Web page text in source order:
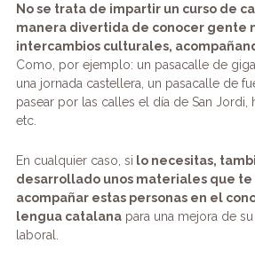
No se trata de impartir un curso de
manera divertida de conocer gente
intercambios culturales,
Como, por ejemplo: un pasacalle de
una jornada castellera, un pasacalle de
pasear por las calles el día de San Jordi,
etc.
En cualquier caso, si lo necesitas,
desarrollado unos materiales que te
acompañar estas personas en el
lengua catalanapara una mejora de
laboral.